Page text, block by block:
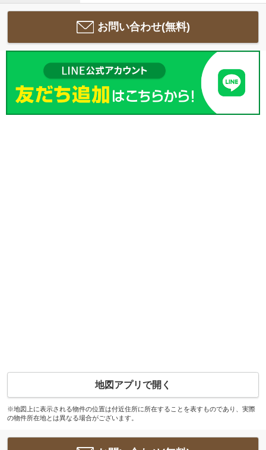
お問い合わせ(無料)
地図アプリで開く
※地図上に表示される物件の位置は付近住所に所在することを表すものであり、実際
の物件所在地とは異なる場合がございます。